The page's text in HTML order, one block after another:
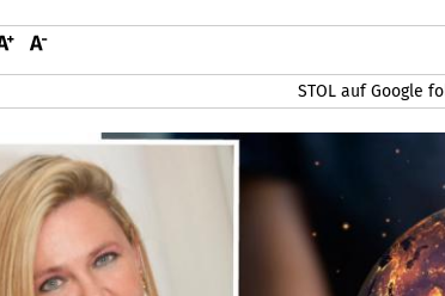
STOL auf Google